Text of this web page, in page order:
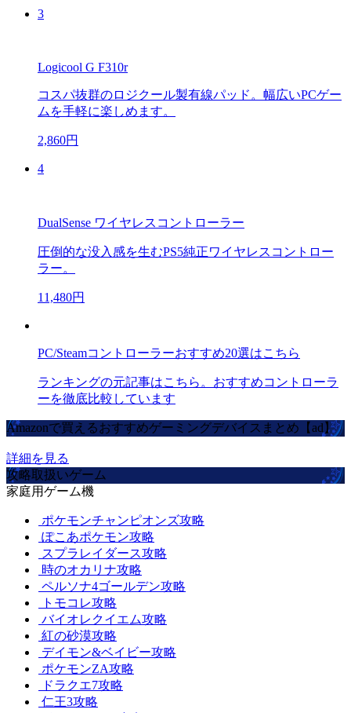
3
Logicool G F310r
コスパ抜群のロジクール製有線パッド。幅広いPCゲー
ムを手軽に楽しめます。
2,860円
4
DualSense ワイヤレスコントローラー
圧倒的な没入感を生むPS5純正ワイヤレスコントロー
ラー。
11,480円
PC/Steamコントローラーおすすめ20選はこちら
ランキングの元記事はこちら。おすすめコントローラ
ーを徹底比較しています
Amazonで買えるおすすめゲーミングデバイスまとめ【ad】
詳細を見る
攻略取扱いゲーム
家庭用ゲーム機
ポケモンチャンピオンズ攻略
ぽこあポケモン攻略
スプラレイダース攻略
時のオカリナ攻略
ペルソナ4ゴールデン攻略
トモコレ攻略
バイオレクイエム攻略
紅の砂漠攻略
デイモン&ベイビー攻略
ポケモンZA攻略
ドラクエ7攻略
仁王3攻略